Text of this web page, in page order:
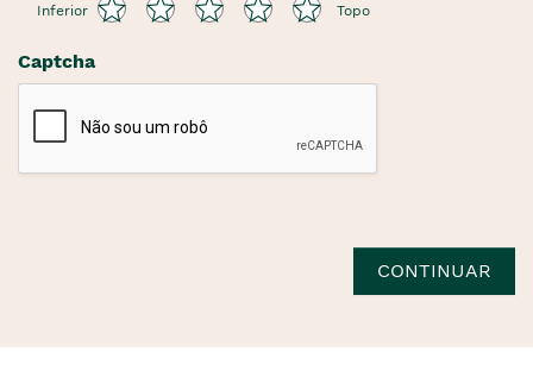
Inferior Topo
Captcha
CONTINUAR